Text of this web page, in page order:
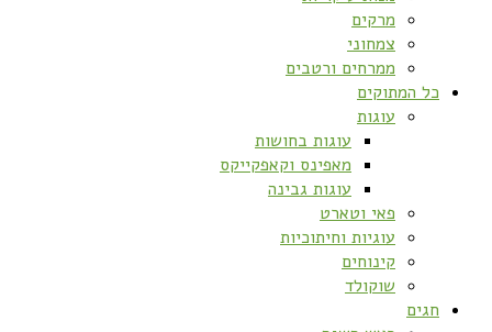
מרקים
צמחוני
ממרחים ורטבים
כל המתוקים
עוגות
עוגות בחושות
מאפינס וקאפקייקס
עוגות גבינה
פאי וטארט
עוגיות וחיתוכיות
קינוחים
שוקולד
חגים